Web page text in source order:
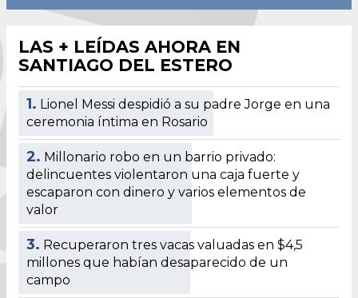
LAS + LEÍDAS AHORA EN
SANTIAGO DEL ESTERO
1. Lionel Messi despidió a su padre Jorge en una
ceremonia íntima en Rosario
2. Millonario robo en un barrio privado:
delincuentes violentaron una caja fuerte y
escaparon con dinero y varios elementos de
valor
3. Recuperaron tres vacas valuadas en $4,5
millones que habían desaparecido de un
campo